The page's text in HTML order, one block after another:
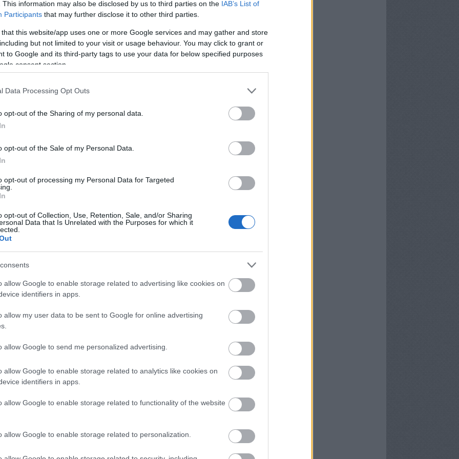
This information may also be disclosed by us to third parties on the IAB’s List of
Participants that may further disclose it to other third parties.
that this website/app uses one or more Google services and may gather and store
but not limited to your visit or usage behaviour. You may click to grant or
to Google and its third-party tags to use your data for below specified purposes
consent section.
Data Processing Opt Outs
opt-out of the Sharing of my personal data.
opt-out of the Sale of my Personal Data.
opt-out of processing my Personal Data for Targeted
opt-out of Collection, Use, Retention, Sale, and/or Sharing
Data that Is Unrelated with the Purposes for which it
allow Google to enable storage related to advertising like cookies on
identifiers in apps.
allow my user data to be sent to Google for online advertising
allow Google to send me personalized advertising.
allow Google to enable storage related to analytics like cookies on
identifiers in apps.
allow Google to enable storage related to functionality of the website
allow Google to enable storage related to personalization.
137032
Induló vállalkozások részére bemutatkozó weboldal
modullal és árajánlatkérővel.
Flotta céges autók Tesla Model 3
leginkább üzleti / webáruház célú weboldalra.Online
designjának tervezése, kiviteleése
szelep javítás
145112
és Pest megyében.
Budapest és Budapest vonzáskörzetében szeretné
kiemelkedően, fontos, hogy egy olyan webáruház
tekintetében jól SEO optimalizált.
Keresőoptimalizálás budapest Pirelli Scorpion ZERO All
ZERO All Season255/55 R20 110 W (270 km/h)
árak
Budapest
igényes és komplett szolgáltatás kedvező áron.
- keresőoptimalizálás Pest
beállításokkal és marketing személettel
oldal / csoport követő gyüjtés. Instagram tartalomkezelés
készítés
és specifikáció alapján gumi ,gumiabroncs
160016
CMS rendszerrel
Archívum
2019 augusztus
2019 június(17)
(2
Tovább...
RSS 2.0
bejegyzések
bejegyzések
Egyéb